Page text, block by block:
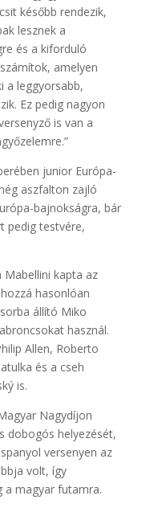
később rendezik,
lesznek a
és a kiforduló
amelyen
a leggyorsabb,
Ez pedig nagyon
is van a
junior Európa-
aszfalton zajló
bajnokságra, bár
pedig testvére,
kapta az
hasonlóan
állító Miko
használ.
Allen, Roberto
és a cseh
is.
Nagydíjon
dobogós helyezését,
versenyen az
volt, így
a magyar futamra.